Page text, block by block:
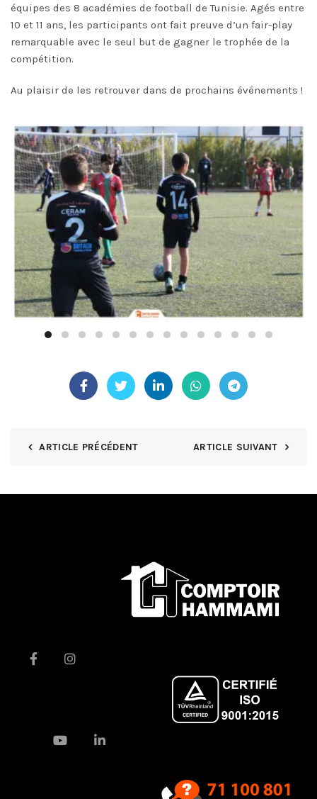
équipes des 8 académies de football de Tunisie. Agés entre
10 et 11 ans, les participants ont fait preuve d’un fair-play
remarquable avec le seul but de gagner le trophée de la
compétition.
Au plaisir de les retrouver dans de prochains événements !
ARTICLE PRÉCÉDENT ARTICLE SUIVANT